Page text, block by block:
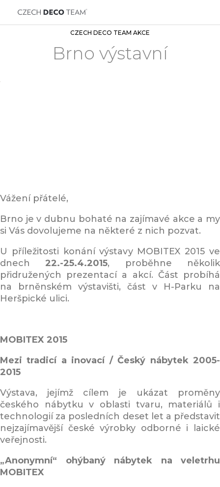
CZECH DECO TEAM AKCE
Brno výstavní
Vážení přátelé,
Brno je v dubnu bohaté na zajímavé akce a my
si Vás dovolujeme na některé z nich pozvat.
U příležitosti konání výstavy MOBITEX 2015 ve
dnech22.-25.4.2015, proběhne několik
přidružených prezentací a akcí. Část probíhá
na brněnském výstavišti, část v H-Parku na
Heršpické ulici.
MOBITEX 2015
Mezi tradicí a inovací / Český nábytek 2005-
2015
Výstava, jejímž cílem je ukázat proměny
českého nábytku v oblasti tvaru, materiálů i
technologií za posledních deset let a představit
nejzajímavější české výrobky odborné i laické
veřejnosti.
„Anonymní“ ohýbaný nábytek na veletrhu
MOBITEX